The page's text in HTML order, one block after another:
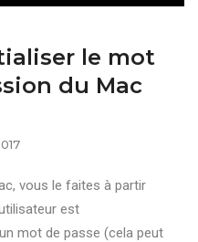
le mot
du Mac
vous le faites à partir
est
mot de passe (cela peut